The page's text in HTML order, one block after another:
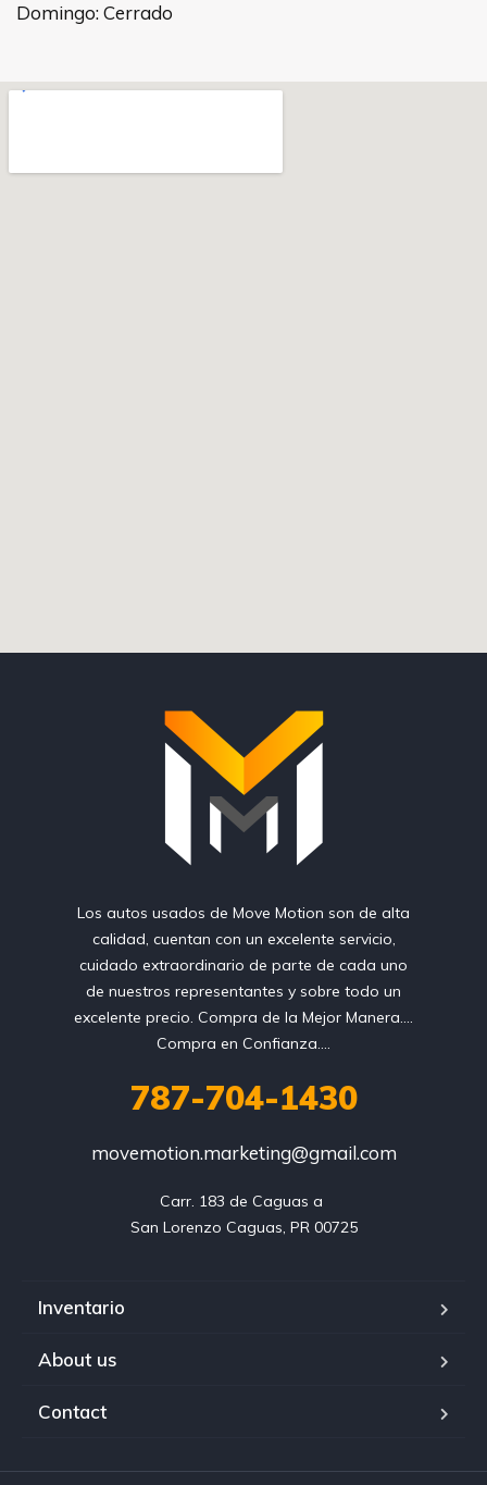
Domingo: Cerrado
Los autos usados de Move Motion son de alta
calidad, cuentan con un excelente servicio,
cuidado extraordinario de parte de cada uno
de nuestros representantes y sobre todo un
excelente precio. Compra de la Mejor Manera....
Compra en Confianza....
787-704-1430
movemotion.marketing@gmail.com
Carr. 183 de Caguas a
San Lorenzo Caguas, PR 00725
Inventario
About us
Contact